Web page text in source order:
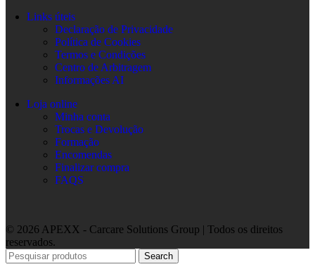
Links úteis
Declaração de Privacidade
Política de Cookies
Termos e Condições
Centro de Arbitragem
Informações AI
Loja online
Minha conta
Trocas e Devolução
Formação
Encomendas
Finalizar compra
FAQS
© 2026 APEXX - Carcare Solutions Group | Todos os direitos
reservados.
Search